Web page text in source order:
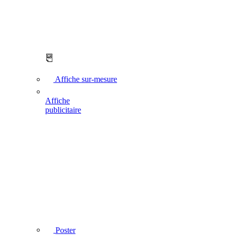
Poster
Affiche
publicitaire
Affiche sur-mesure